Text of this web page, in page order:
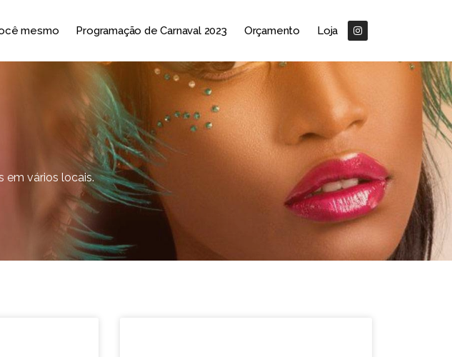
mesmo Programação de Carnaval 2023 Orçamento Loja
em vários locais.